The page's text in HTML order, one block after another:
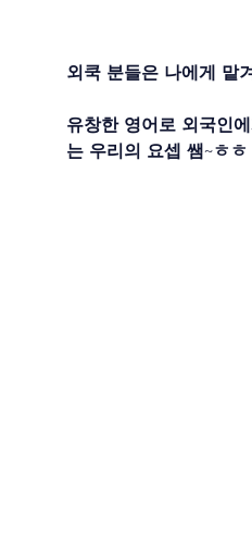
외쿡 분들은 나에게 맡
유창한 영어로 외국인
는 우리의 요셉 쌤~ㅎㅎ